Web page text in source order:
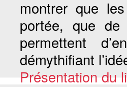
montrer que
portée, que de
permettent
démythifiant
Présentation du